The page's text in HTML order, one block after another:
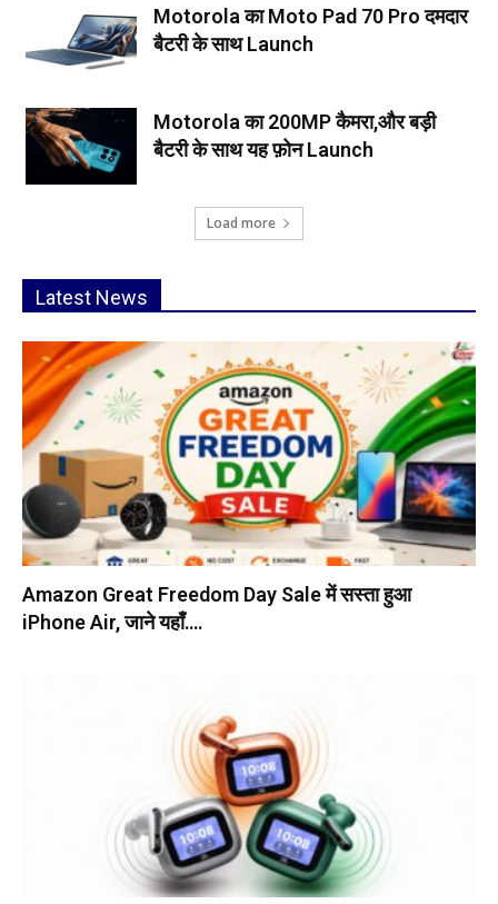
Motorola का Moto Pad 70 Pro दमदार
बैटरी के साथ Launch
Motorola का 200MP कैमरा,और बड़ी
बैटरी के साथ यह फ़ोन Launch
Load more
Latest News
Amazon Great Freedom Day Sale में सस्ता हुआ
iPhone Air, जाने यहाँ….